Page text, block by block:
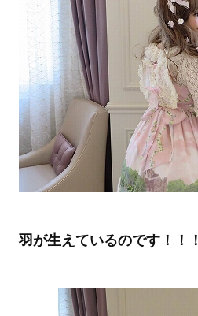
羽が生えているのです！！！